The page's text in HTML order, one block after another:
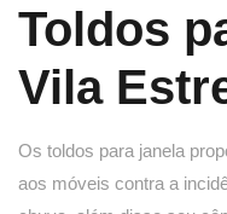
Toldos
Vila
Os toldos para janela
aos móveis contra a